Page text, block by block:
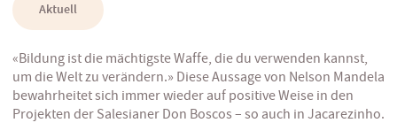
«Bildung ist die mächtigste Waffe, die du verwenden kannst,
um die Welt zu verändern.» Diese Aussage von Nelson Mandela
bewahrheitet sich immer wieder auf positive Weise in den
Projekten der Salesianer Don Boscos – so auch in Jacarezinho.
Aktuell